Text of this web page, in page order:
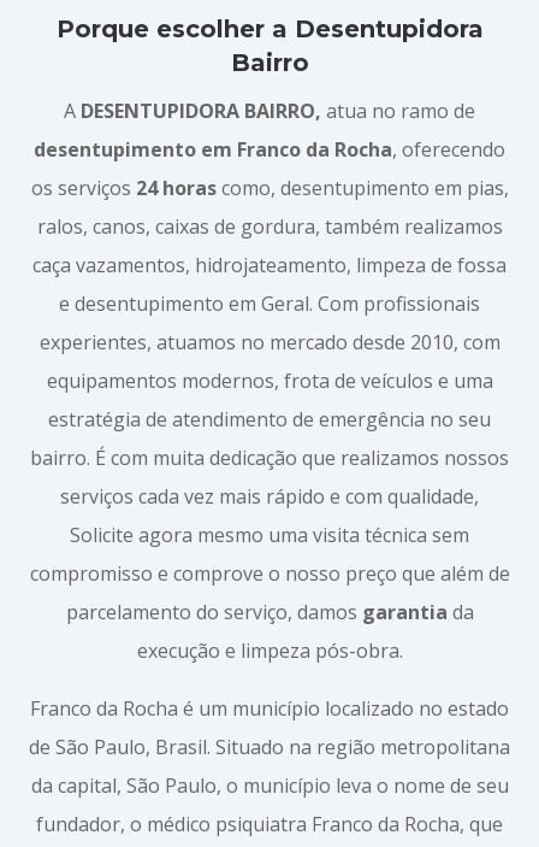
Porque escolher a Desentupidora
Bairro
A DESENTUPIDORA BAIRRO, atua no ramo de
desentupimento em Franco da Rocha, oferecendo
os serviços 24 horascomo, desentupimento em pias,
ralos, canos, caixas de gordura, também realizamos
caça vazamentos, hidrojateamento, limpeza de fossa
e desentupimento em Geral. Com profissionais
experientes, atuamos no mercado desde 2010, com
equipamentos modernos, frota de veículos e uma
estratégia de atendimento de emergência no seu
bairro. É com muita dedicação que realizamos nossos
serviços cada vez mais rápido e com qualidade,
Solicite agora mesmo uma visita técnica sem
compromisso e comprove o nosso preço que além de
parcelamento do serviço, damos garantia da
execução e limpeza pós-obra.
Franco da Rocha é um município localizado no estado
de São Paulo, Brasil. Situado na região metropolitana
da capital, São Paulo, o município leva o nome de seu
fundador, o médico psiquiatra Franco da Rocha, que